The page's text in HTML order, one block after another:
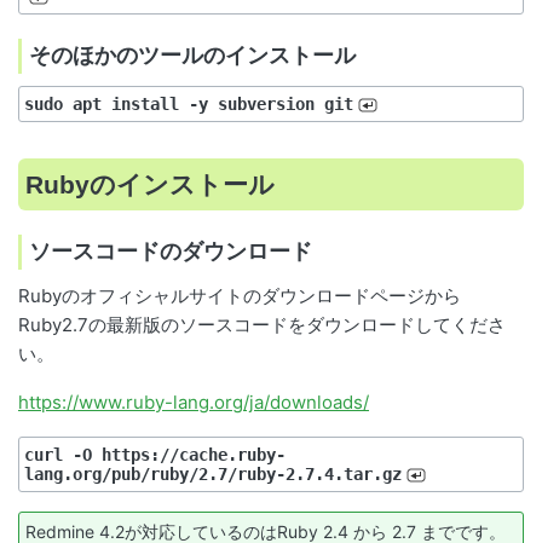
そのほかのツールのインストール
sudo apt install -y subversion git
Rubyのインストール
ソースコードのダウンロード
Rubyのオフィシャルサイトのダウンロードページから
Ruby2.7の最新版のソースコードをダウンロードしてくださ
い。
https://www.ruby-lang.org/ja/downloads/
curl -O https://cache.ruby-
lang.org/pub/ruby/2.7/ruby-2.7.4.tar.gz
Redmine 4.2が対応しているのはRuby 2.4 から 2.7 までです。